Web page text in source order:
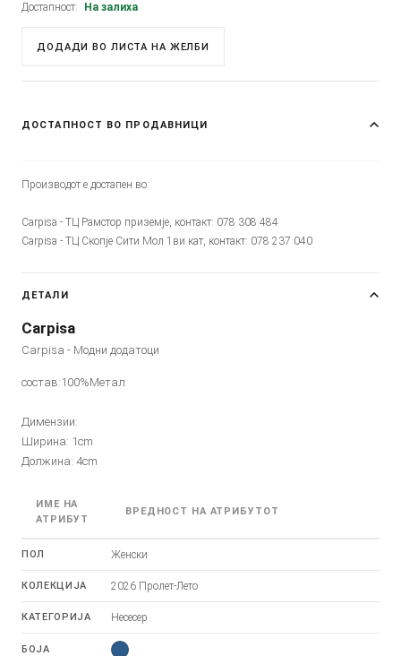
Достапност: На залиха
ДОДАДИ ВО ЛИСТА НА ЖЕЛБИ
ДОСТАПНОСТ ВО ПРОДАВНИЦИ
Производот е достапен во:
Carpisa - ТЦ Рамстор приземје, контакт: 078 308 484
Carpisa - ТЦ Скопје Сити Мол 1ви кат, контакт: 078 237 040
ДЕТАЛИ
Carpisa
Carpisa - Модни додатоци
состав:100%Метал
Димензии:
Ширина: 1cm
Должина: 4cm
ИМЕ НА
АТРИБУТ
ВРЕДНОСТ НА АТРИБУТОТ
ПОЛ Женски
КОЛЕКЦИЈА 2026 Пролет-Лето
КАТЕГОРИЈА Несесер
БОЈА